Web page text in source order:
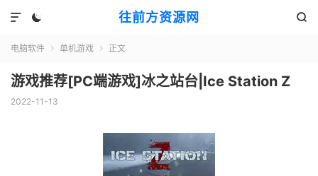
往前方资源网
 

电脑软件  单机游戏  正文
游戏推荐[PC端游戏]冰之站台|Ice Station Z
2022-11-13